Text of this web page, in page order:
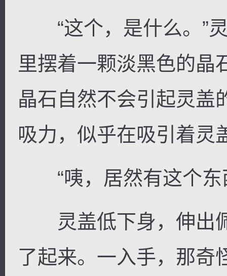
“这个，是什么。”灵
里摆着一颗淡黑色的晶
晶石自然不会引起灵盖
吸力，似乎在吸引着灵
“咦，居然有这个东
灵盖低下身，伸出
了起来。一入手，那奇